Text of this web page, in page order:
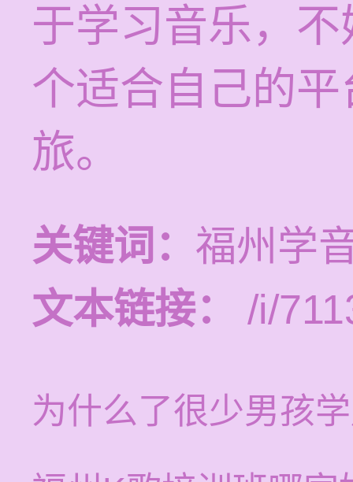
于学习音乐，
个适合自己的
旅。
关键词： 福州学
文本链接：
/i/
为什么了很少男孩